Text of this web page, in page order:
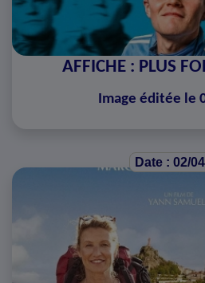
AFFICHE : PLUS
Image éditée le
Date : 02/